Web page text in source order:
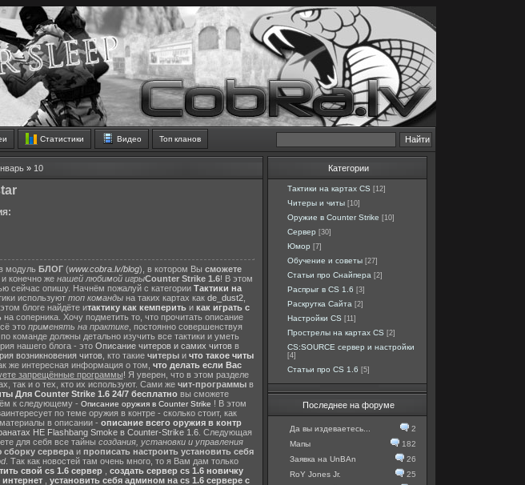
Статистики Видео Топ кланов
» 10
модуль БЛОГ (www.cobra.lv/blog), в котором Вы сможете
и конечно же нашей любимой игрыCounter Strike 1.6! В этом
сейчас опишу. Начнём пожалуй с категории Тактики на
используют топ командына таких картах как de_dust2,
этом блоге найдёте итактику как кемперитьи как играть с
на соперника. Хочу подметить то, что прочитать описание
это применять на практике, постоянно совершенствуя
команде должны детально изучить все тактики и уметь
нашего блога - это Описание читеров и самих читов в
возникновения читов , кто такие читеры и что такое читы
же интересная информация о том, что делать если Вас
запрещённые программы! Я уверен, что в этом разделе
так и о тех, кто их используют. Сами же чит-программыв
Для Counter Strike 1.6 24/7 бесплатновы сможете
к следующему - Описание оружия в Counter Strike ! В этом
по теме оружия в контре - сколько стоит, как
в описании - описание всего оружия в контр
HE Flashbang Smoke в Counter-Strike 1.6 . Следующая
для себя все тайны создания, установки и управления
сборку сервера и прописать настроить установить себя
. Так как новостей там очень много, то я Вам дам только
свой cs 1.6 сервер
создать сервер cs 1.6 новичку
установить себя админом на cs 1.6 сервере с
Категории
Тактики на картах CS [12]
Читеры и читы [10]
Оружие в Counter Strike [10]
Сервер [30]
Юмор [7]
Обучение и советы [27]
Статьи про Снайпера [2]
Распрыг в CS 1.6 [3]
Раскрутка Сайта [2]
Настройки CS [11]
Прострелы на картах CS [2]
CS:SOURCE сервер и настройки
[4]
Статьи про CS 1.6 [5]
Последнее на форуме
Да вы издеваетесь...
2
Мапы
182
Заявка на UnBAn
26
RoY Jones Jr.
25